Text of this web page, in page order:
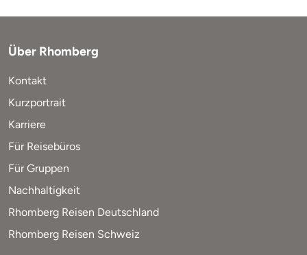
Über Rhomberg
Kontakt
Kurzportrait
Karriere
Für Reisebüros
Für Gruppen
Nachhaltigkeit
Rhomberg Reisen Deutschland
Rhomberg Reisen Schweiz